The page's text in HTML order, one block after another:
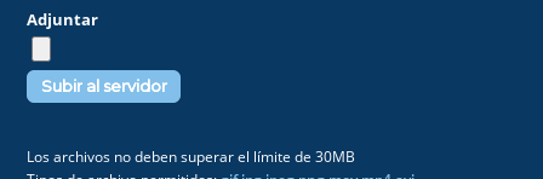
Adjuntar
Los archivos no deben superar el límite de 30MB